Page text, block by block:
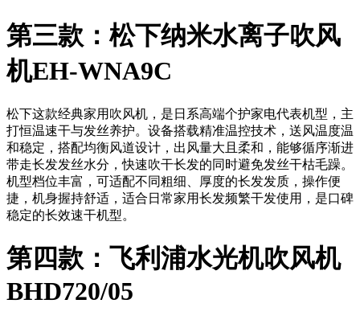
第三款：松下纳米水离子吹风
机EH-WNA9C
松下这款经典家用吹风机，是日系高端个护家电代表机型，主
打恒温速干与发丝养护。设备搭载精准温控技术，送风温度温
和稳定，搭配均衡风道设计，出风量大且柔和，能够循序渐进
带走长发发丝水分，快速吹干长发的同时避免发丝干枯毛躁。
机型档位丰富，可适配不同粗细、厚度的长发发质，操作便
捷，机身握持舒适，适合日常家用长发频繁干发使用，是口碑
稳定的长效速干机型。
第四款：飞利浦水光机吹风机
BHD720/05